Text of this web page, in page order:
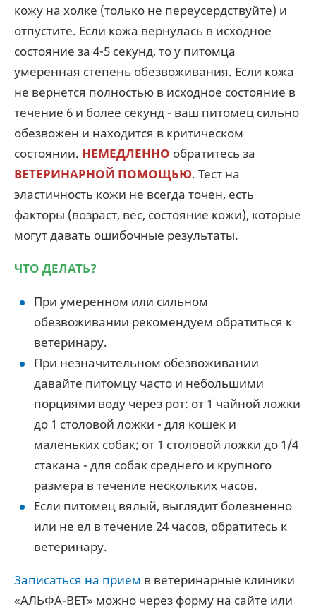
кожу на холке (только не переусердствуйте) и
отпустите. Если кожа вернулась в исходное
состояние за 4-5 секунд, то у питомца
умеренная степень обезвоживания. Если кожа
не вернется полностью в исходное состояние в
течение 6 и более секунд - ваш питомец сильно
обезвожен и находится в критическом
состоянии. НЕМЕДЛЕННО обратитесь за
ВЕТЕРИНАРНОЙ ПОМОЩЬЮ. Тест на
эластичность кожи не всегда точен, есть
факторы (возраст, вес, состояние кожи), которые
могут давать ошибочные результаты.
ЧТО ДЕЛАТЬ?
При умеренном или сильном
обезвоживании рекомендуем обратиться к
ветеринару.
При незначительном обезвоживании
давайте питомцу часто и небольшими
порциями воду через рот: от 1 чайной ложки
до 1 столовой ложки - для кошек и
маленьких собак; от 1 столовой ложки до 1/4
стакана - для собак среднего и крупного
размера в течение нескольких часов.
Если питомец вялый, выглядит болезненно
или не ел в течение 24 часов, обратитесь к
ветеринару.
Записаться на прием в ветеринарные клиники
«АЛЬФА-ВЕТ» можно через форму на сайте или